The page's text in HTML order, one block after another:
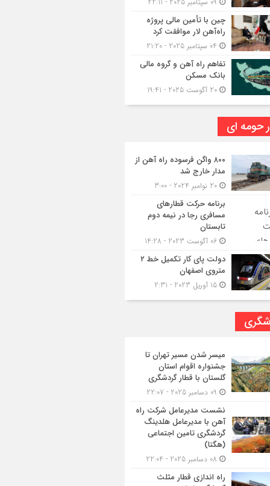
چین با تأمین مالی پروژه
راه‌آهن لار موافقت کرد
تفاهم راه آهن و گروه مالی
بانک مسکن
حومه ای
۸۰۰ واگن فرسوده راه آهن از
مدار خارج شد
برنامه حرکت قطارهای
مسافری رجا در نیمه دوم
تابستان
دولت پای کار تکمیل خط ۲
متروی اصفهان
میسر شدن مسیر تهران تا
جشنواره اقوام استان
گلستان با قطار گردشگری
نشست مدیرعامل شرکت راه
آهن با مدیرعامل هلدینگ
گردشگری تامین اجتماعی
(هگتا)
راه اندازی قطار مثلث